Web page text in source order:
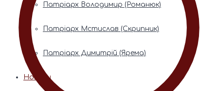
Патріарх Володимир (Романюк)
Патріарх Мстислав (Скрипник)
Патріарх Димитрій (Ярема)
Новини